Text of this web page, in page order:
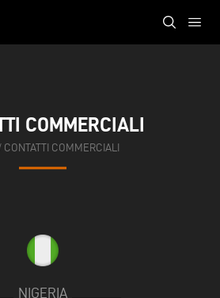
COMMERCIALI
CONTATTI COMMERCIALI
NIGERIA